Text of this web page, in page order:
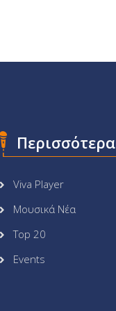
Περισσότερα
Viva Player
Μουσικά Νέα
Top 20
Events